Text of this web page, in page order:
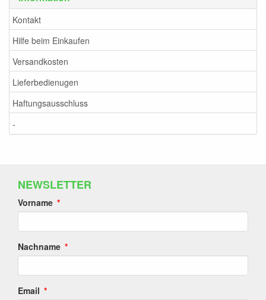
Kontakt
Hilfe beim Einkaufen
Versandkosten
Lieferbedienugen
Haftungsausschluss
-
NEWSLETTER
Vorname
Nachname
Email